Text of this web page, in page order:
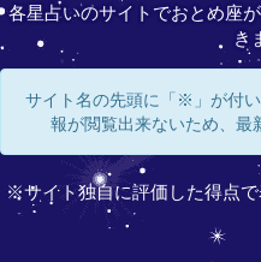
各星占いのサイトでおとめ座
き
サイト名の先頭に「※」が付
報が閲覧出来ないため、最
※サイト独自に評価した得点で